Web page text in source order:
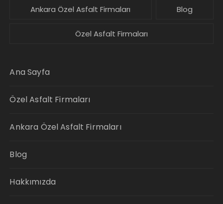
Ankara Özel Asfalt Firmaları Blog
Özel Asfalt Firmaları
Ana Sayfa
Özel Asfalt Firmaları
Ankara Özel Asfalt Firmaları
Blog
Hakkımızda